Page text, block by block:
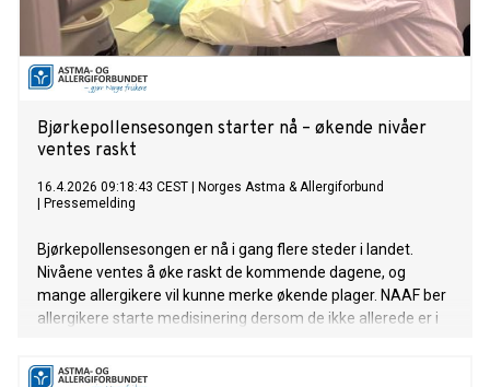
Bjørkepollensesongen starter nå – økende nivåer
ventes raskt
16.4.2026 09:18:43 CEST
Norges Astma & Allergiforbund
Pressemelding
Bjørkepollensesongen er nå i gang flere steder i landet.
Nivåene ventes å øke raskt de kommende dagene, og
mange allergikere vil kunne merke økende plager. NAAF ber
allergikere starte medisinering dersom de ikke allerede er i